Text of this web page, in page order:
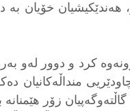
هەندێکیشیان خۆیان
کرد و دوور لەو
منداڵەکانیان
زۆر هێمنانە